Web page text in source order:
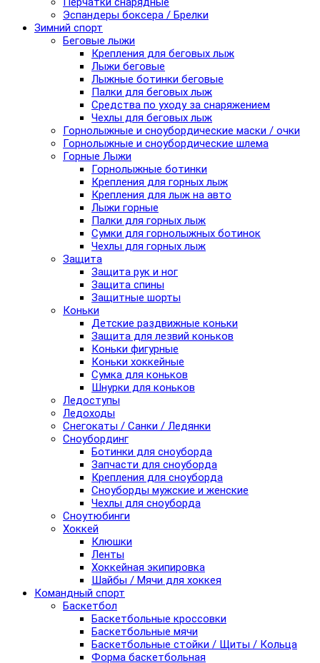
Эспандеры боксера / Брелки
Зимний спорт
Беговые лыжи
Крепления для беговых лыж
Лыжи беговые
Лыжные ботинки беговые
Палки для беговых лыж
Средства по уходу за снаряжением
Чехлы для беговых лыж
Горнолыжные и сноубордические маски / очки
Горнолыжные и сноубордические шлема
Горные Лыжи
Горнолыжные ботинки
Крепления для горных лыж
Крепления для лыж на авто
Лыжи горные
Палки для горных лыж
Сумки для горнолыжных ботинок
Чехлы для горных лыж
Защита
Защита рук и ног
Защита спины
Защитные шорты
Коньки
Детские раздвижные коньки
Защита для лезвий коньков
Коньки фигурные
Коньки хоккейные
Сумка для коньков
Шнурки для коньков
Ледоступы
Ледоходы
Снегокаты / Санки / Ледянки
Сноубординг
Ботинки для сноуборда
Запчасти для сноуборда
Крепления для сноуборда
Сноуборды мужские и женские
Чехлы для сноуборда
Сноутюбинги
Хоккей
Клюшки
Ленты
Хоккейная экипировка
Шайбы / Мячи для хоккея
Командный спорт
Баскетбол
Баскетбольные кроссовки
Баскетбольные мячи
Баскетбольные стойки / Щиты / Кольца
Форма баскетбольная